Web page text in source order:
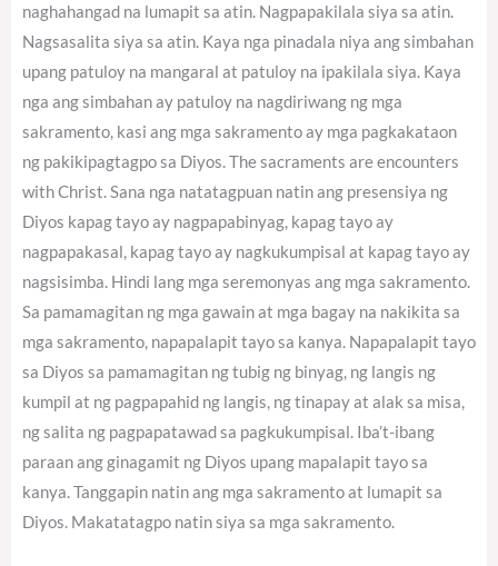
naghahangad na lumapit sa atin. Nagpapakilala siya sa atin.
Nagsasalita siya sa atin. Kaya nga pinadala niya ang simbahan
upang patuloy na mangaral at patuloy na ipakilala siya. Kaya
nga ang simbahan ay patuloy na nagdiriwang ng mga
sakramento, kasi ang mga sakramento ay mga pagkakataon
ng pakikipagtagpo sa Diyos. The sacraments are encounters
with Christ. Sana nga natatagpuan natin ang presensiya ng
Diyos kapag tayo ay nagpapabinyag, kapag tayo ay
nagpapakasal, kapag tayo ay nagkukumpisal at kapag tayo ay
nagsisimba. Hindi lang mga seremonyas ang mga sakramento.
Sa pamamagitan ng mga gawain at mga bagay na nakikita sa
mga sakramento, napapalapit tayo sa kanya. Napapalapit tayo
sa Diyos sa pamamagitan ng tubig ng binyag, ng langis ng
kumpil at ng pagpapahid ng langis, ng tinapay at alak sa misa,
ng salita ng pagpapatawad sa pagkukumpisal. Iba’t-ibang
paraan ang ginagamit ng Diyos upang mapalapit tayo sa
kanya. Tanggapin natin ang mga sakramento at lumapit sa
Diyos. Makatatagpo natin siya sa mga sakramento.